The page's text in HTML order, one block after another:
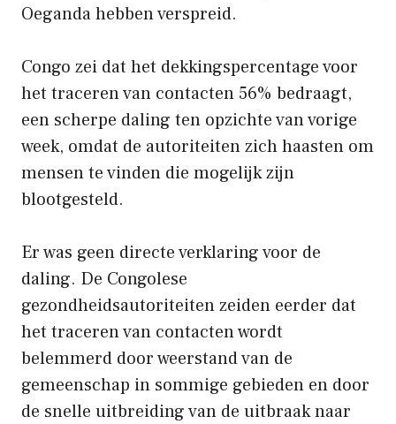
Oeganda hebben verspreid.
Congo zei dat het dekkingspercentage voor
het traceren van contacten 56% bedraagt,
een scherpe daling ten opzichte van vorige
week, omdat de autoriteiten zich haasten om
mensen te vinden die mogelijk zijn
blootgesteld.
Er was geen directe verklaring voor de
daling. De Congolese
gezondheidsautoriteiten zeiden eerder dat
het traceren van contacten wordt
belemmerd door weerstand van de
gemeenschap in sommige gebieden en door
de snelle uitbreiding van de uitbraak naar